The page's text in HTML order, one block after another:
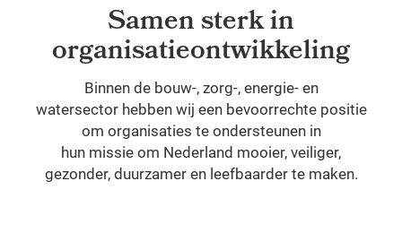
Samen sterk in
organisatieontwikkeling
Binnen de bouw-, zorg-, energie- en
watersector hebben wij een bevoorrechte positie
om organisaties te ondersteunen in
hun missie om Nederland mooier, veiliger,
gezonder, duurzamer en leefbaarder te maken.